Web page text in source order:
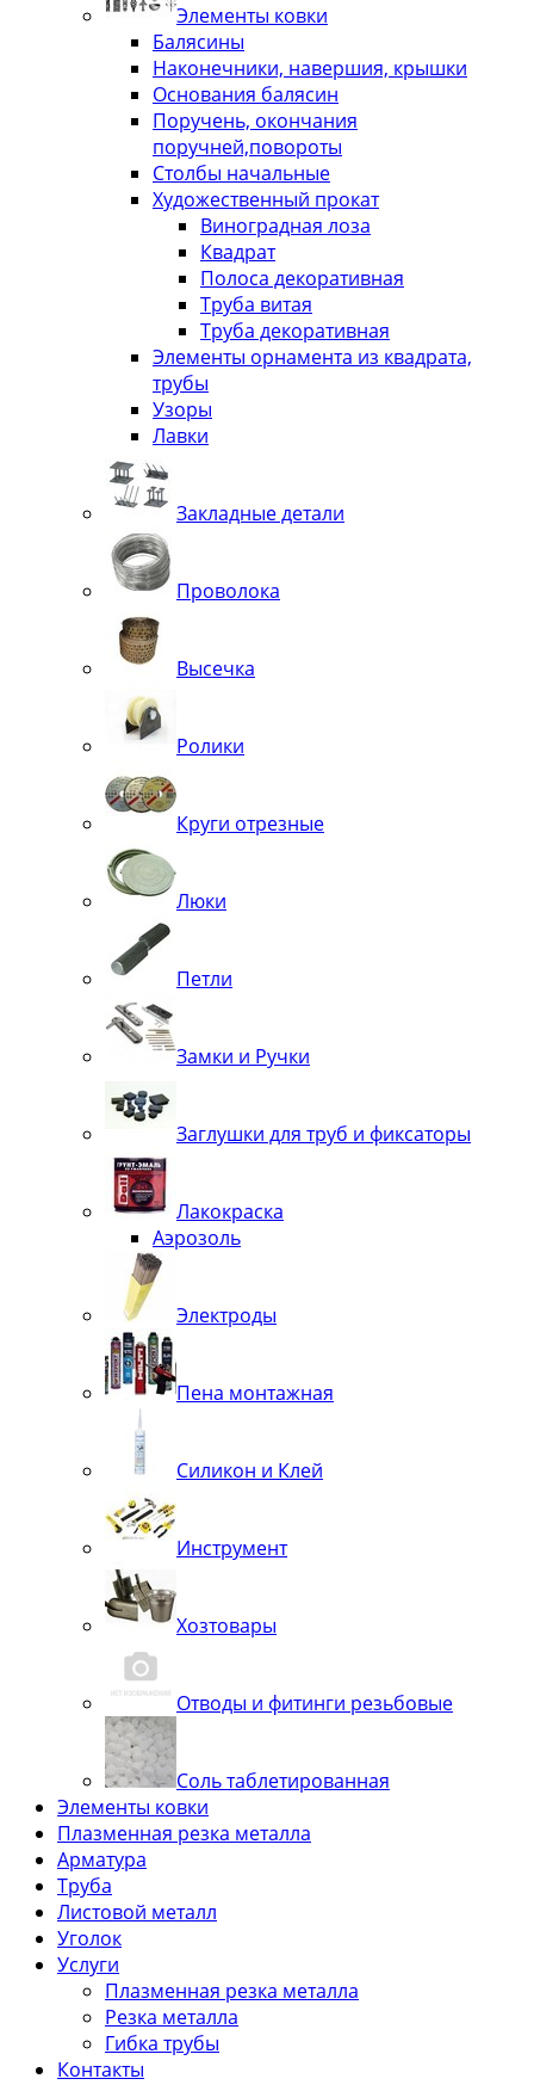
Элементы ковки
Балясины
Наконечники, навершия, крышки
Основания балясин
Поручень, окончания
поручней,повороты
Столбы начальные
Художественный прокат
Виноградная лоза
Квадрат
Полоса декоративная
Труба витая
Труба декоративная
Элементы орнамента из квадрата,
трубы
Узоры
Лавки
Закладные детали
Проволока
Высечка
Ролики
Круги отрезные
Люки
Петли
Замки и Ручки
Заглушки для труб и фиксаторы
Лакокраска
Аэрозоль
Электроды
Пена монтажная
Силикон и Клей
Инструмент
Хозтовары
Отводы и фитинги резьбовые
Соль таблетированная
Элементы ковки
Плазменная резка металла
Арматура
Труба
Листовой металл
Уголок
Услуги
Плазменная резка металла
Резка металла
Гибка трубы
Контакты